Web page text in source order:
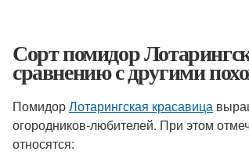
Сорт помидор
сравнению с другими
ПомидорЛотарингская красавица
огородников-любителей. При этом
относятся: